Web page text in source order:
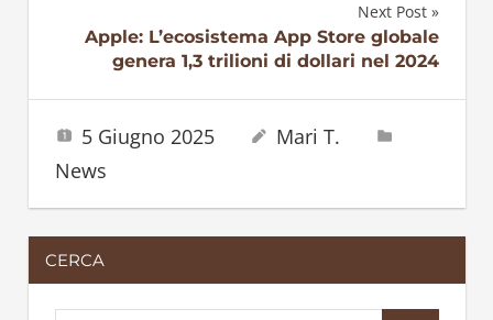
Next Post
Apple: L’ecosistema App Store globale
genera 1,3 trilioni di dollari nel 2024
5 Giugno 2025
Mari T.
News
CERCA